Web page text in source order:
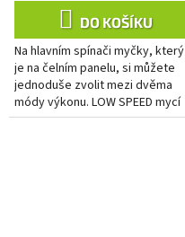
DO KOŠÍKU
Na hlavním spínači myčky, který
je na čelním panelu, si můžete
jednoduše zvolit mezi dvěma
módy výkonu. LOW SPEED mycí
mód pro lehčí práce, kde není